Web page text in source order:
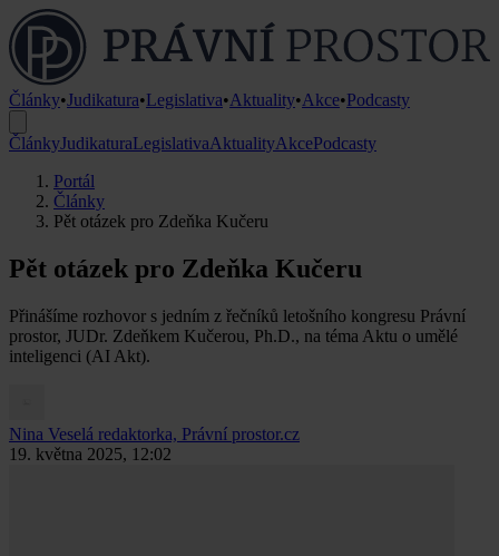
Články•Judikatura•Legislativa•Aktuality•Akce•Podcasty
ČlánkyJudikaturaLegislativaAktualityAkcePodcasty
Portál
Články
Pět otázek pro Zdeňka Kučeru
Pět otázek pro Zdeňka Kučeru
Přinášíme rozhovor s jedním z řečníků letošního kongresu Právní
prostor, JUDr. Zdeňkem Kučerou, Ph.D., na téma Aktu o umělé
inteligenci (AI Akt).
Nina Veselá redaktorka, Právní prostor.cz
19. května 2025, 12:02